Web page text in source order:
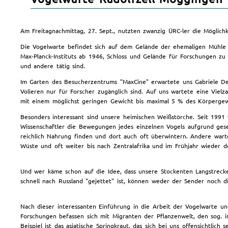
Am Freitagnachmittag, 27. Sept., nutzten zwanzig ÜRC-ler die
Die Vogelwarte befindet sich auf dem Gelände der ehemaligen
Max-Planck-Instituts ab 1946, Schloss und Gelände für Forschungen
und andere tätig sind.
Im Garten des Besucherzentrums "MaxCine" erwartete uns
Volieren nur für Forscher zugänglich sind. Auf uns wartete eine
mit einem möglichst geringen Gewicht bis maximal 5 % des
Besonders interessant sind unsere heimischen Weißstörche. Seit
Wissenschaftler die Bewegungen jedes einzelnen Vogels aufgrund
reichlich Nahrung finden und dort auch oft überwintern. Andere
Wüste und oft weiter bis nach Zentralafrika und im Frühjahr wieder
Und wer käme schon auf die Idee, dass unsere Stockenten
schnell nach Russland "gejettet" ist, können weder der Sender noch
Nach dieser interessanten Einführung in die Arbeit der Vogelwarte
Forschungen befassen sich mit Migranten der Pflanzenwelt, den
Beispiel ist das asiatische Springkraut, das sich bei uns offensichtlich